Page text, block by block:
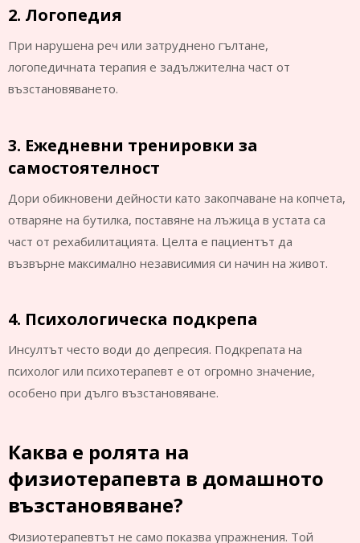
2. Логопедия
При нарушена реч или затруднено гълтане,
логопедичната терапия е задължителна част от
възстановяването.
3. Ежедневни тренировки за
самостоятелност
Дори обикновени дейности като закопчаване на копчета,
отваряне на бутилка, поставяне на лъжица в устата са
част от рехабилитацията. Целта е пациентът да
възвърне максимално независимия си начин на живот.
4. Психологическа подкрепа
Инсултът често води до депресия. Подкрепата на
психолог или психотерапевт е от огромно значение,
особено при дълго възстановяване.
Каква е ролята на
физиотерапевта в домашното
възстановяване?
Физиотерапевтът не само показва упражнения. Той